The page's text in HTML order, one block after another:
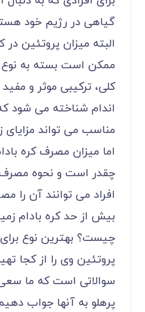
گیاهی در رژیم خود
البته میزان پروتئین
ممکن است بسته به نوع
کلی، ترکیبی موثر و
اندام شناخته می
مناسب می تواند مزایای
اما میزان مصرف کره
چقدر است و نحوه
افراد می توانند آن
چیست؟ بهترین نوع
پروتئین وی را از کجا
سوالاتی است که ما سعی
پرهلو به آنها جواب